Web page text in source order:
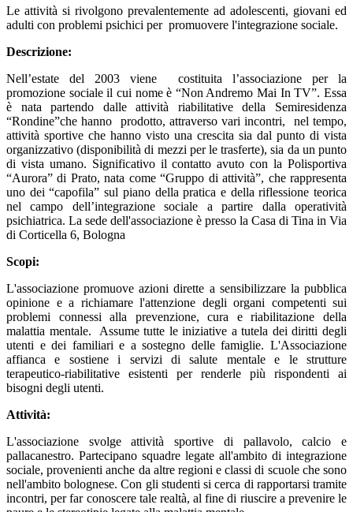
Le attività si rivolgono prevalentemente ad adolescenti, giovani ed
adulti con problemi psichici per promuovere l'integrazione sociale.
Descrizione:
Nell’estate del 2003 viene costituita l’associazione per la
promozione sociale il cui nome è “Non Andremo Mai In TV”. Essa
è nata partendo dalle attività riabilitative della Semiresidenza
“Rondine”che hanno prodotto, attraverso vari incontri, nel tempo,
attività sportive che hanno visto una crescita sia dal punto di vista
organizzativo (disponibilità di mezzi per le trasferte), sia da un punto
di vista umano. Significativo il contatto avuto con la Polisportiva
“Aurora” di Prato, nata come “Gruppo di attività”, che rappresenta
uno dei “capofila” sul piano della pratica e della riflessione teorica
nel campo dell’integrazione sociale a partire dalla operatività
psichiatrica. La sede dell'associazione è presso la Casa di Tina in Via
di Corticella 6, Bologna
Scopi:
L'associazione promuove azioni dirette a sensibilizzare la pubblica
opinione e a richiamare l'attenzione degli organi competenti sui
problemi connessi alla prevenzione, cura e riabilitazione della
malattia mentale. Assume tutte le iniziative a tutela dei diritti degli
utenti e dei familiari e a sostegno delle famiglie. L'Associazione
affianca e sostiene i servizi di salute mentale e le strutture
terapeutico-riabilitative esistenti per renderle più rispondenti ai
bisogni degli utenti.
Attività:
L'associazione svolge attività sportive di pallavolo, calcio e
pallacanestro. Partecipano squadre legate all'ambito di integrazione
sociale, provenienti anche da altre regioni e classi di scuole che sono
nell'ambito bolognese. Con gli studenti si cerca di rapportarsi tramite
incontri, per far conoscere tale realtà, al fine di riuscire a prevenire le